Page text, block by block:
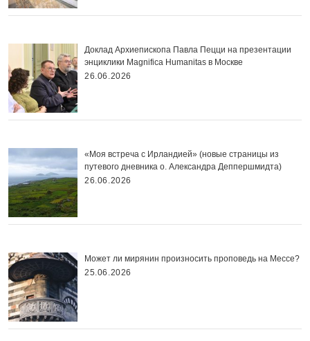
Доклад Архиепископа Павла Пецци на презентации
энциклики Magnifica Нumanitas в Москве
26.06.2026
«Моя встреча с Ирландией» (новые страницы из
путевого дневника о. Александра Деппершмидта)
26.06.2026
Может ли мирянин произносить проповедь на Мессе?
25.06.2026